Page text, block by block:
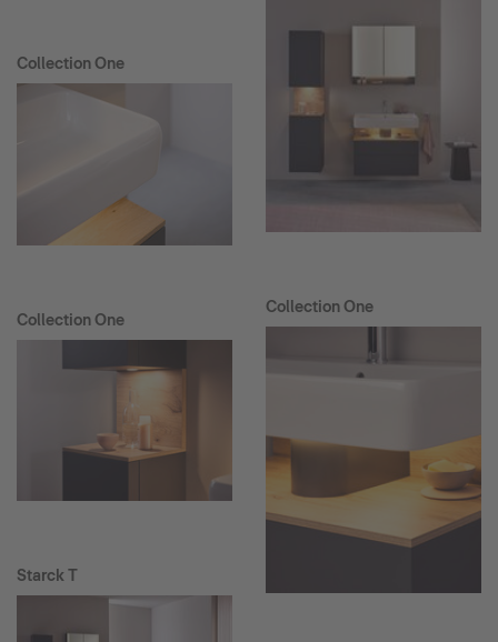
Collection One
Collection One
Starck T
Collection One